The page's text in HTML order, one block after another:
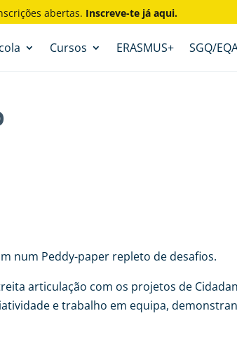
abertas. Inscreve-te já aqui.
Cursos ERASMUS+ SGQ/
num Peddy-paper repleto de desafios.
articulação com os projetos de
e trabalho em equipa,